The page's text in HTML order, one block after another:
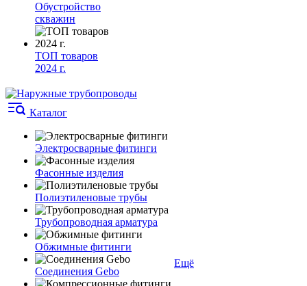
Обустройство
скважин
ТОП товаров
2024 г.
Каталог
Электросварные фитинги
Фасонные изделия
Полиэтиленовые трубы
Трубопроводная арматура
Обжимные фитинги
Соединения Gebo
Ещё